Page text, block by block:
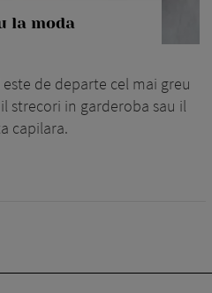
la moda
de departe cel mai greu
strecori in garderoba sau il
capilara.